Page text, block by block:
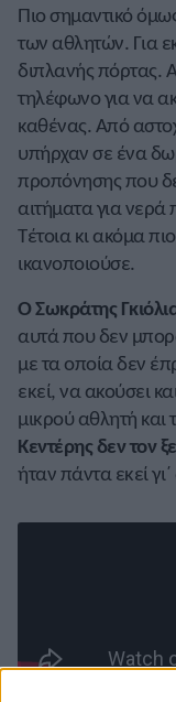
Πιο σημαντικό
των αθλητών. Για
διπλανής πόρτας.
τηλέφωνο για να
καθένας. Από
υπήρχαν σε ένα
προπόνησης που
αιτήματα για νερά
Τέτοια κι ακόμα
ικανοποιούσε.
Ο Σωκράτης
αυτά που δεν
με τα οποία δεν
εκεί, να ακούσει
μικρού αθλητή
Κεντέρης δεν τον
ήταν πάντα εκεί